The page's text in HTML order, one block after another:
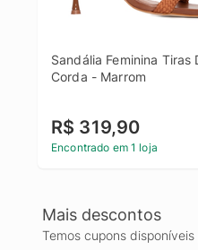
Sandália Feminina Tiras
Corda - Marrom
R$ 319,90
Encontrado em 1 loja
Mais descontos
Temos cupons